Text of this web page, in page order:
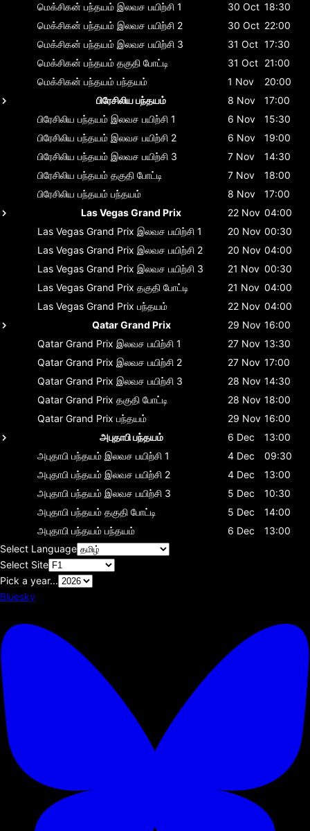
மெக்சிகன் பந்தயம் இலவச பயிற்சி 1 30 Oct 18:30
மெக்சிகன் பந்தயம் இலவச பயிற்சி 2 30 Oct 22:00
மெக்சிகன் பந்தயம் இலவச பயிற்சி 3 31 Oct 17:30
மெக்சிகன் பந்தயம் தகுதி போட்டி 31 Oct 21:00
மெக்சிகன் பந்தயம் பந்தயம் 1 Nov
20:00
பிரேசிலிய பந்தயம்
8 Nov
17:00
பிரேசிலிய பந்தயம் இலவச பயிற்சி 1 6 Nov
15:30
பிரேசிலிய பந்தயம் இலவச பயிற்சி 2 6 Nov
19:00
பிரேசிலிய பந்தயம் இலவச பயிற்சி 3 7 Nov
14:30
பிரேசிலிய பந்தயம் தகுதி போட்டி 7 Nov
18:00
பிரேசிலிய பந்தயம் பந்தயம் 8 Nov
17:00
Las Vegas Grand Prix
22 Nov 04:00
Las Vegas Grand Prix இலவச பயிற்சி 1 20 Nov 00:30
Las Vegas Grand Prix இலவச பயிற்சி 2 20 Nov 04:00
Las Vegas Grand Prix இலவச பயிற்சி 3 21 Nov 00:30
Las Vegas Grand Prix தகுதி போட்டி 21 Nov 04:00
Las Vegas Grand Prix பந்தயம் 22 Nov 04:00
Qatar Grand Prix
29 Nov 16:00
Qatar Grand Prix இலவச பயிற்சி 1 27 Nov 13:30
Qatar Grand Prix இலவச பயிற்சி 2 27 Nov 17:00
Qatar Grand Prix இலவச பயிற்சி 3 28 Nov 14:30
Qatar Grand Prix தகுதி போட்டி 28 Nov 18:00
Qatar Grand Prix பந்தயம் 29 Nov 16:00
அபுதாபி பந்தயம்
6 Dec
13:00
அபுதாபி பந்தயம் இலவச பயிற்சி 1 4 Dec
09:30
அபுதாபி பந்தயம் இலவச பயிற்சி 2 4 Dec
13:00
அபுதாபி பந்தயம் இலவச பயிற்சி 3 5 Dec
10:30
அபுதாபி பந்தயம் தகுதி போட்டி 5 Dec
14:00
அபுதாபி பந்தயம் பந்தயம் 6 Dec
13:00
Select Language
Select Site
Pick a year...
Bluesky